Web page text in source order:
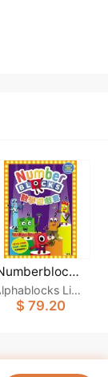
數學遊戲書
Limit
ed
$ 79.20